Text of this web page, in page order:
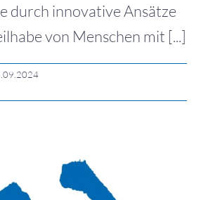
durch innovative Ansätze
von Menschen mit [...]